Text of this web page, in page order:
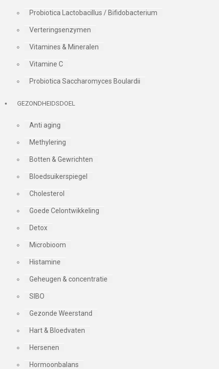
Probiotica Lactobacillus / Bifidobacterium
Verteringsenzymen
Vitamines & Mineralen
Vitamine C
Probiotica Saccharomyces Boulardii
GEZONDHEIDSDOEL
Anti aging
Methylering
Botten & Gewrichten
Bloedsuikerspiegel
Cholesterol
Goede Celontwikkeling
Detox
Microbioom
Histamine
Geheugen & concentratie
SIBO
Gezonde Weerstand
Hart & Bloedvaten
Hersenen
Hormoonbalans